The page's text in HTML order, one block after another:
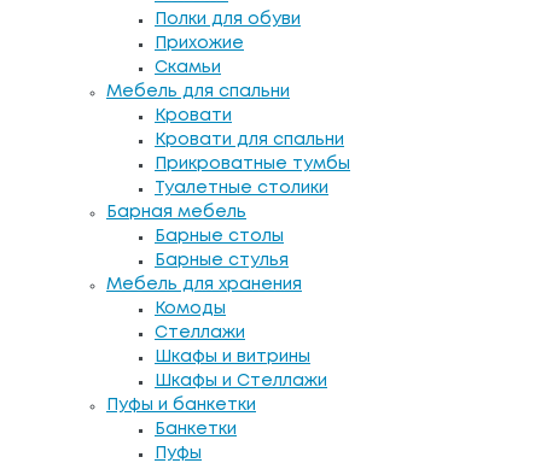
Полки для обуви
Прихожие
Скамьи
Мебель для спальни
Кровати
Кровати для спальни
Прикроватные тумбы
Туалетные столики
Барная мебель
Барные столы
Барные стулья
Мебель для хранения
Комоды
Стеллажи
Шкафы и витрины
Шкафы и Стеллажи
Пуфы и банкетки
Банкетки
Пуфы